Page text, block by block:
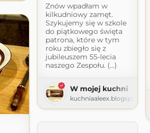
Znów wpadłam w
kilkudniowy zamęt.
Szykujemy się w szkole
do piątkowego święta
patrona, które w tym
roku zbiegło się z
jubileuszem 55-lecia
naszego Zespołu. (...)
W mojej kuchni
kuchniaaleex.blogspot.com